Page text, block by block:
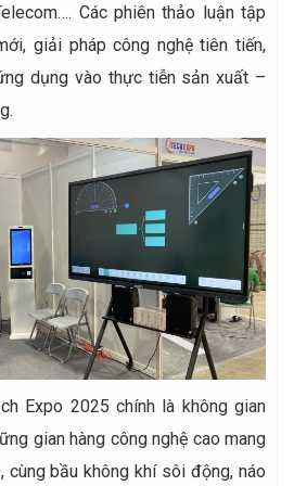
Các phiên thảo luận tập
giải pháp công nghệ tiên tiến,
dụng vào thực tiễn sản xuất –
Expo 2025 chính là không gian
gian hàng công nghệ cao mang
cùng bầu không khí sôi động, náo